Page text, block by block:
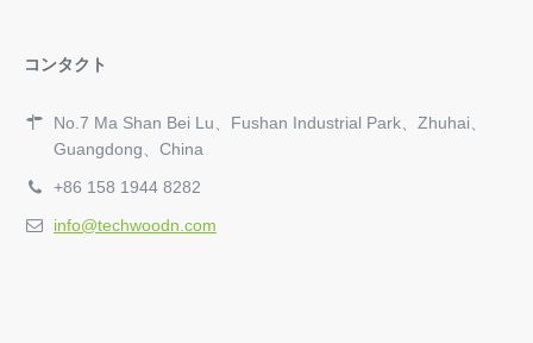
コンタクト
No.7 Ma Shan Bei Lu、Fushan Industrial Park、Zhuhai、
Guangdong、China
+86 158 1944 8282
info@techwoodn.com